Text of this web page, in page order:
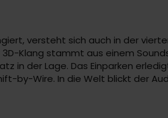
versteht sich auch in der
Klang stammt aus einem
in der Lage. Das Einparken
by-Wire. In die Welt blickt der